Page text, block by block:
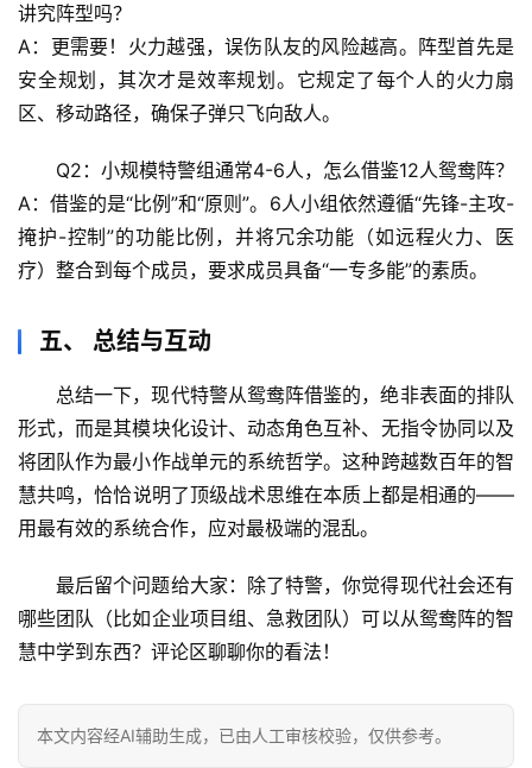
辟
谣
求
真
讲究阵型吗？
A：更需要！火力越强，误伤队友的风险越高。阵型首先是
安全规划 ，其次才是效率规划。它规定了每个人的火力扇
区、移动路径，确保子弹只飞向敌人。
Q2：小规模特警组通常4-6人，怎么借鉴12人鸳鸯阵？
A：借鉴的是“比例”和“原则”。6人小组依然遵循“先锋-主攻-
掩护-控制”的功能比例，并将冗余功能（如远程火力、医
疗）整合到每个成员，要求成员具备“一专多能”的素质。
五、 总结与互动
总结一下，现代特警从鸳鸯阵借鉴的，绝非表面的排队
形式，而是其模块化设计、动态角色互补、无指令协同以及
将团队作为最小作战单元的系统哲学。这种跨越数百年的智
慧共鸣，恰恰说明了顶级战术思维在本质上都是相通的——
用最有效的系统合作，应对最极端的混乱。
最后留个问题给大家 ：除了特警，你觉得现代社会还有
哪些团队（比如企业项目组、急救团队）可以从鸳鸯阵的智
慧中学到东西？ 评论区聊聊你的看法！
本文内容经AI辅助生成，已由人工审核校验，仅供参考。